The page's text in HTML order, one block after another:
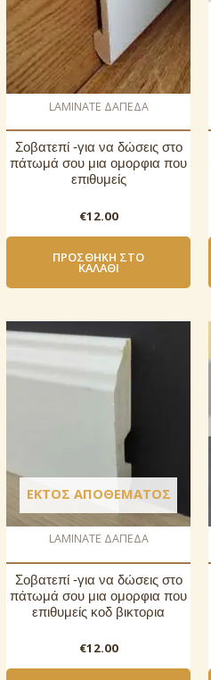
LAMINATE ΔΑΠΕΔΑ
Σοβατεπί -για να δώσεις στο
πάτωμά σου μια ομορφια που
επιθυμείς
€12.00
ΠΡΟΣΘΉΚΗ ΣΤΟ
ΚΑΛΆΘΙ
ΕΚΤΌΣ ΑΠΟΘΈΜΑΤΟΣ
LAMINATE ΔΑΠΕΔΑ
Σοβατεπί -για να δώσεις στο
πάτωμά σου μια ομορφια που
επιθυμείς κοδ βικτορια
€12.00